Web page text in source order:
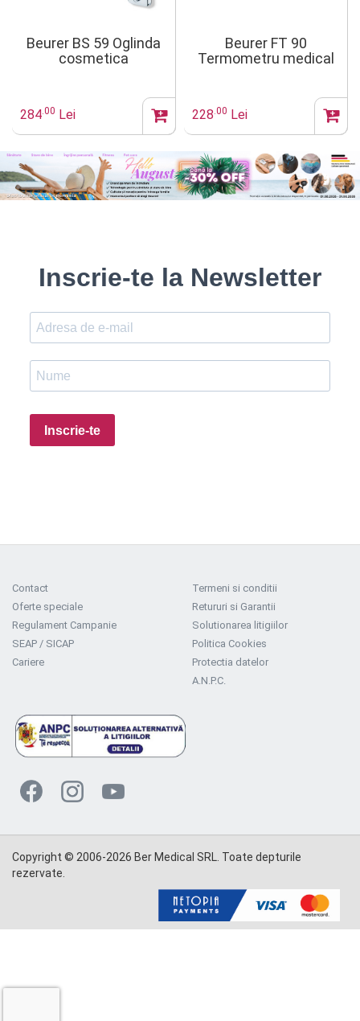
Beurer BS 59 Oglinda
cosmetica
284.00 Lei
Beurer FT 90
Termometru medical
228.00 Lei
Inscrie-te la Newsletter
Inscrie-te
Contact
Oferte speciale
Regulament Campanie
SEAP / SICAP
Cariere
Termeni si conditii
Retururi si Garantii
Solutionarea litigiilor
Politica Cookies
Protectia datelor
A.N.P.C.
Copyright © 2006-2026 Ber Medical SRL. Toate depturile
rezervate.